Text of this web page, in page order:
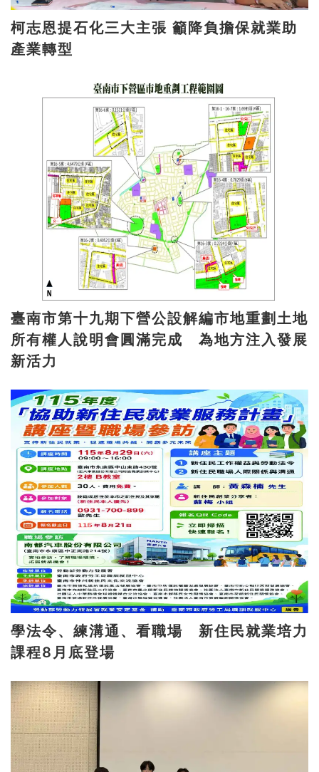
柯志恩提石化三大主張 籲降負擔保就業助
產業轉型
臺南市第十九期下營公設解編市地重劃土地
所有權人說明會圓滿完成 為地方注入發展
新活力
學法令、練溝通、看職場 新住民就業培力
課程8月底登場